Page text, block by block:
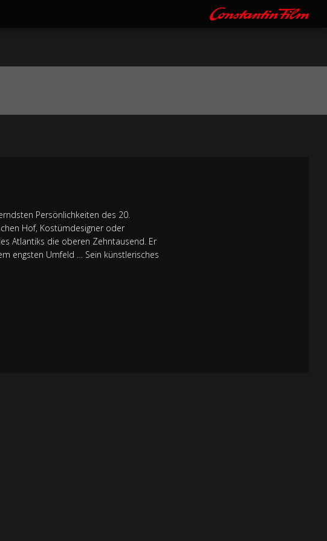
Persönlichkeiten des 20.
Hof, Kostümdesigner oder
Atlantiks die oberen Zehntausend. Er
engsten Umfeld … Sein künstlerisches